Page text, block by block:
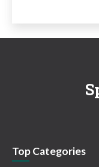
Top Categories